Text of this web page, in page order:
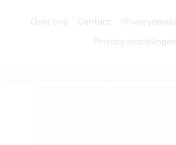
Over ons Contact Privacybeleid
Privacy-instellingen